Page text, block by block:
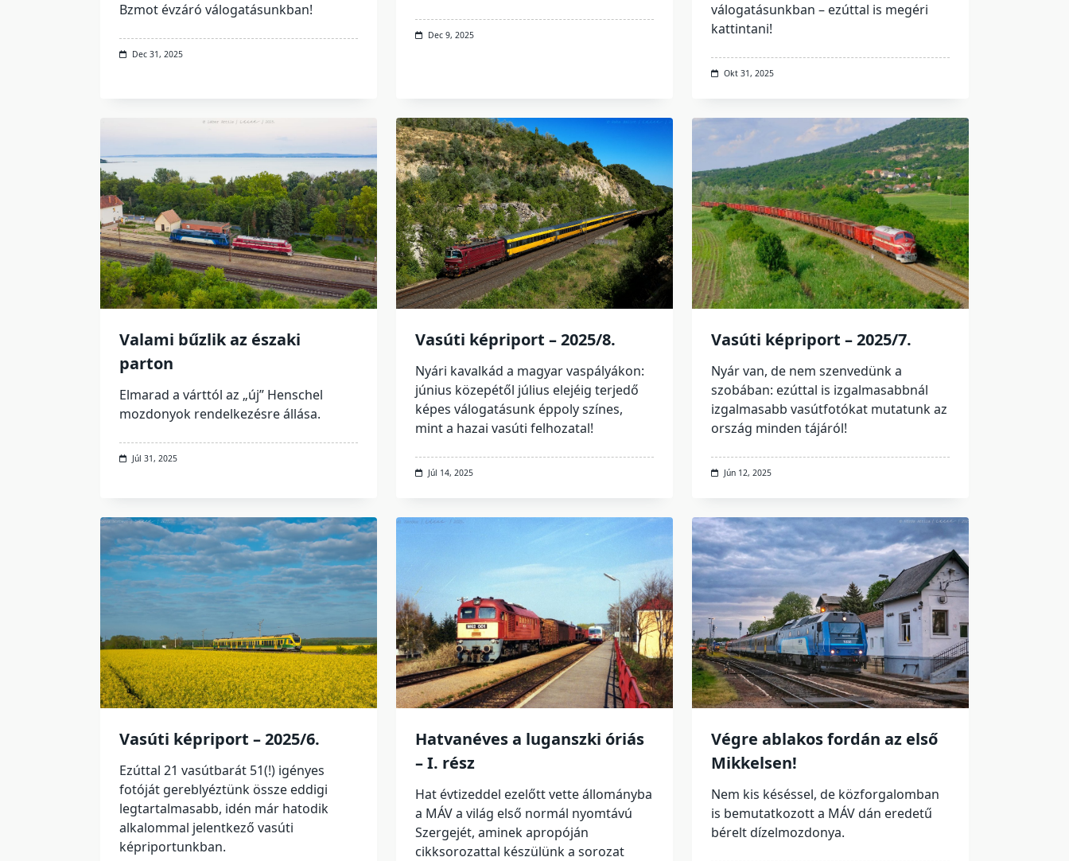
Bzmot évzáró válogatásunkban!
Dec 31, 2025
Dec 9, 2025
válogatásunkban – ezúttal is megéri
kattintani!
Okt 31, 2025
Valami bűzlik az északi
parton
Elmarad a várttól az „új” Henschel
mozdonyok rendelkezésre állása.
Júl 31, 2025
Vasúti képriport – 2025/8.
Nyári kavalkád a magyar vaspályákon:
június közepétől július elejéig terjedő
képes válogatásunk éppoly színes,
mint a hazai vasúti felhozatal!
Júl 14, 2025
Vasúti képriport – 2025/7.
Nyár van, de nem szenvedünk a
szobában: ezúttal is izgalmasabbnál
izgalmasabb vasútfotókat mutatunk az
ország minden tájáról!
Jún 12, 2025
Vasúti képriport – 2025/6.
Ezúttal 21 vasútbarát 51(!) igényes
fotóját gereblyéztünk össze eddigi
legtartalmasabb, idén már hatodik
alkalommal jelentkező vasúti
képriportunkban.
Hatvanéves a luganszki óriás
– I. rész
Hat évtizeddel ezelőtt vette állományba
a MÁV a világ első normál nyomtávú
Szergejét, aminek apropóján
cikksorozattal készülünk a sorozat
Végre ablakos fordán az első
Mikkelsen!
Nem kis késéssel, de közforgalomban
is bemutatkozott a MÁV dán eredetű
bérelt dízelmozdonya.